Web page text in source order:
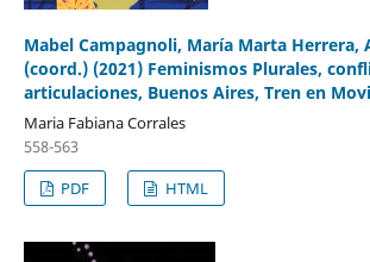
Mabel Campagnoli, María Marta Herrera,
(coord.) (2021) Feminismos Plurales,
articulaciones, Buenos Aires, Tren en
Maria Fabiana Corrales
558-563
PDF
HTML